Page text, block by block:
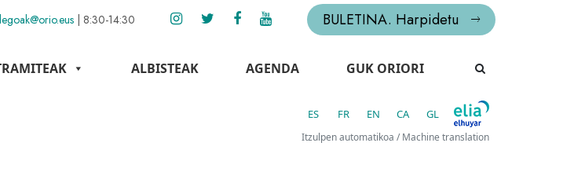
| 8:30-14:30 BULETINA. Harpidetu
ALBISTEAK AGENDA GUK ORIORI
ES FR EN CA GL
Itzulpen automatikoa / Machine translation